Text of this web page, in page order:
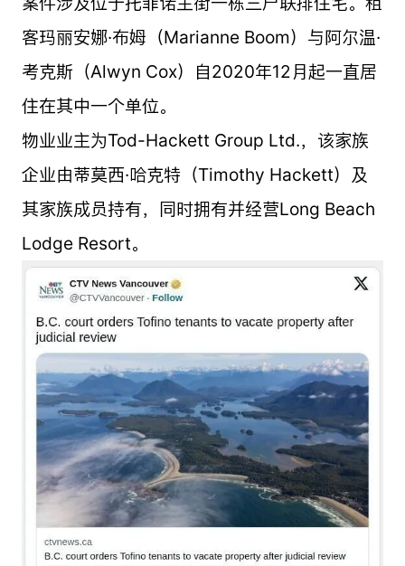
客玛丽安娜·布姆（Marianne Boom）与阿尔温·
考克斯（Alwyn Cox）自2020年12月起一直居
住在其中一个单位。
物业业主为Tod-Hackett Group Ltd.，该家族
企业由蒂莫西·哈克特（Timothy Hackett）及
其家族成员持有，同时拥有并经营Long Beach
Lodge Resort。